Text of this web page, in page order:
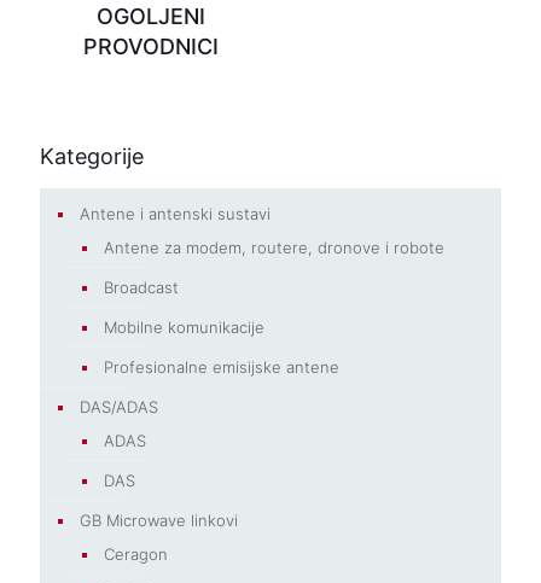
OGOLJENI
PROVODNICI
Kategorije
Antene i antenski sustavi
Antene za modem, routere, dronove i robote
Broadcast
Mobilne komunikacije
Profesionalne emisijske antene
DAS/ADAS
ADAS
DAS
GB Microwave linkovi
Ceragon